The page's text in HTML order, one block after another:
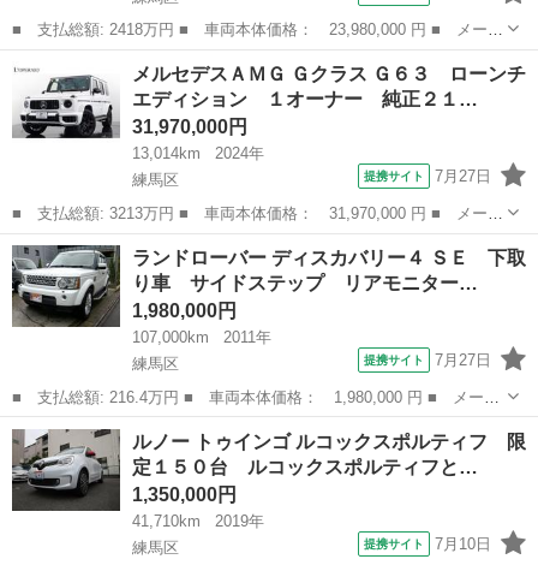
■ 支払総額: 2418万円 ■ 車両本体価格： 23,980,000 円 ■ メーカ
ー名： フェラーリ ■ 車種名： ローマ ■ グレード名： ベース
グレード 特注色 クリーム／青革 ２０インチクロームアルミ マ
グネライ...
その他
メルセデスＡＭＧ Ｇクラス Ｇ６３ ローンチ
エディション １オーナー 純正２１…
31,970,000円
13,014km
2024年
練馬区
提携サイト 7月27日
■ 支払総額: 3213万円 ■ 車両本体価格： 31,970,000 円 ■ メーカ
ー名： メルセデスＡＭＧ ■ 車種名： Ｇクラス ■ グレード
名： Ｇ６３ ローンチエディション １オーナー 純正２１インチ
ホイール Ａ...
東京 練馬区 その他
ランドローバー ディスカバリー４ ＳＥ 下取
り車 サイドステップ リアモニター…
1,980,000円
107,000km
2011年
練馬区
提携サイト 7月27日
■ 支払総額: 216.4万円 ■ 車両本体価格： 1,980,000 円 ■ メーカ
ー名： ランドローバー ■ 車種名： ディスカバリー４ ■ グレー
ド名： ＳＥ 下取り車 サイドステップ リアモニター ■ 排気
量： 5...
東京 練馬区 その他
ルノー トゥインゴ ルコックスポルティフ 限
定１５０台 ルコックスポルティフと…
1,350,000円
41,710km
2019年
練馬区
提携サイト 7月10日